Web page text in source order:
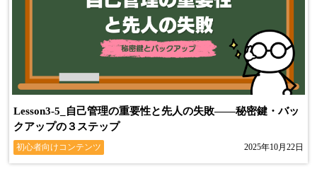
Lesson3-5_自己管理の重要性と先人の失敗――秘密鍵・バッ
クアップの３ステップ
初心者向けコンテンツ 2025年10月22日